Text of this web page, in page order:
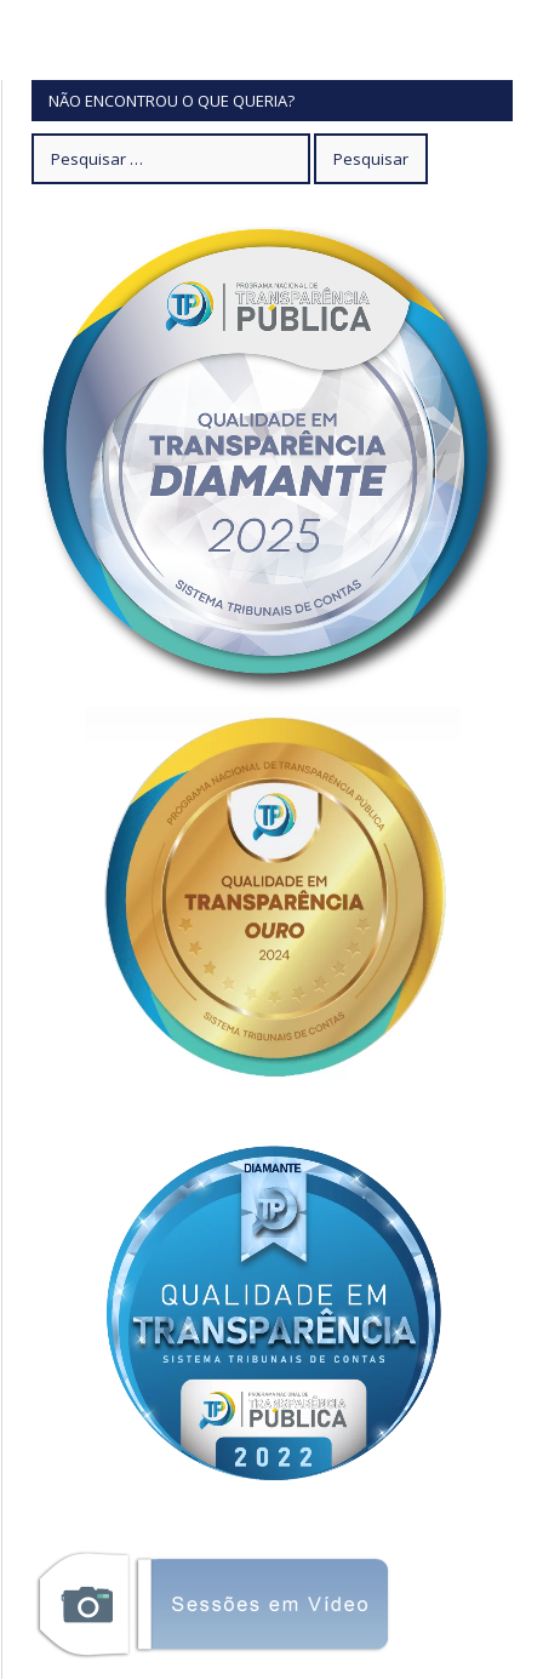
NÃO ENCONTROU O QUE QUERIA?